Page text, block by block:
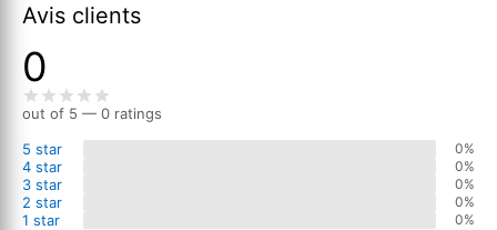
Avis clients
0
out of 5 — 0 ratings
5 star
0%
4 star 0%
3 star 0%
2 star 0%
1 star 0%